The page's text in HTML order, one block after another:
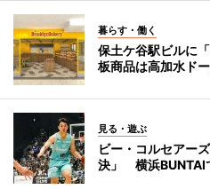
暮らす・働く
保土ケ谷駅ビルに
板商品は高加水ド
見る・遊ぶ
ビー・コルセアー
決」 横浜BUNTAI